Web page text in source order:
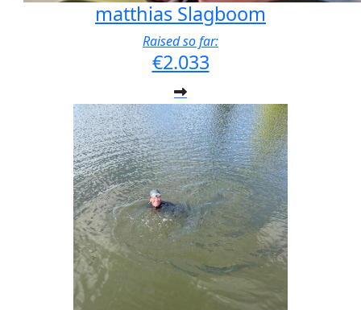
matthias Slagboom
Raised so far:
€2.033